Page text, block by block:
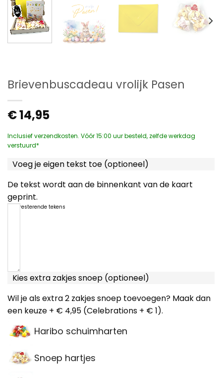
Brievenbuscadeau vrolijk Pasen
€14,95
Inclusief verzendkosten. Vóór 15:00 uur besteld, zelfde werkdag
verstuurd*
Voeg je eigen tekst toe (optioneel)
De tekst wordt aan de binnenkant van de kaart
geprint.
resterende tekens
Kies extra zakjes snoep (optioneel)
Wil je als extra 2 zakjes snoep toevoegen? Maak dan
een keuze + € 4,95 (Celebrations + € 1).
Haribo schuimharten
Snoep hartjes